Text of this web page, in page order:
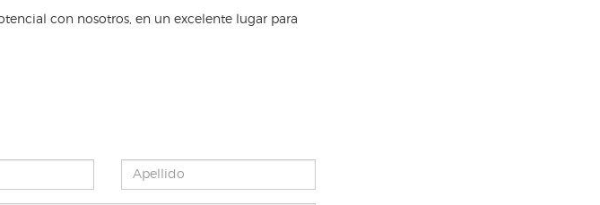
con nosotros, en un excelente lugar para